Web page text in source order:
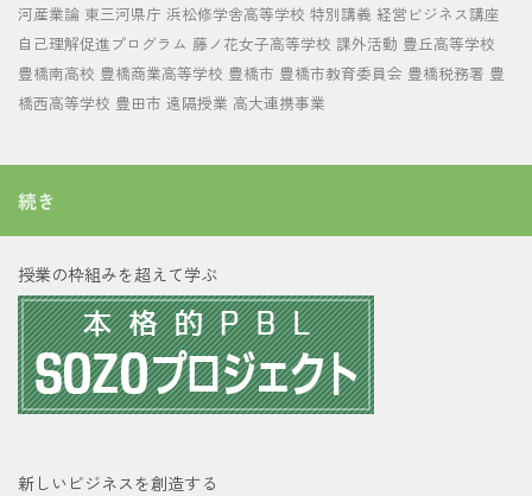
河産業論 東三河県庁 浜松修学舎高等学校 特別講義 経営ビジネス講座
自己理解促進プログラム 藤ノ花女子高等学校 課外活動 豊丘高等学校
豊橋南高校 豊橋商業高等学校 豊橋市 豊橋市教育委員会 豊橋税務署 豊
橋西高等学校 豊田市 遠隔授業 高大連携事業
続き
授業の枠組みを超えて学ぶ
新しいビジネスを創造する